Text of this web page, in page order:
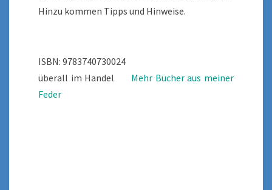
Hinzu kommen Tipps und Hinweise.
ISBN: 9783740730024
überall im Handel Mehr Bücher aus meiner
Feder